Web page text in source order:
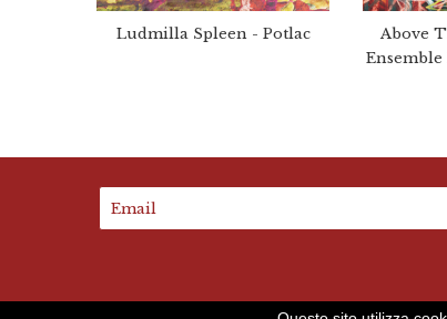
Ludmilla Spleen - Potlac
Above